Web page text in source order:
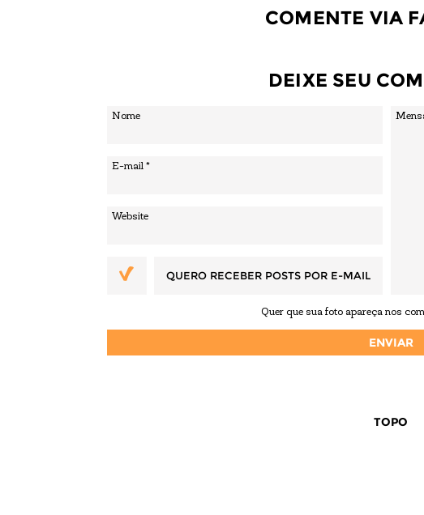
COMENTE VIA
DEIXE SEU
QUERO RECEBER POSTS POR E-MAIL
Quer que sua foto apareça nos
TOPO